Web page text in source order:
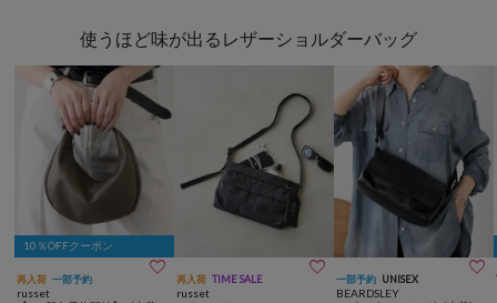
使うほど味が出るレザーショルダーバッグ
10％OFFクーポン
再入荷 一部予約 
russet
再入荷 TIME SALE 
russet
一部予約 UNISEX 
BEARDSLEY